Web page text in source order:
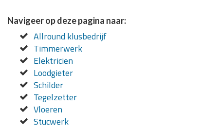
Navigeer op deze pagina naar:
Allround klusbedrijf
Timmerwerk
Elektricien
Loodgieter
Schilder
Tegelzetter
Vloeren
Stucwerk